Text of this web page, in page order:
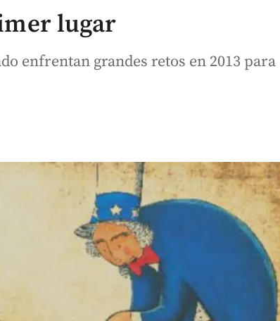
lugar
enfrentan grandes retos en 2013 para